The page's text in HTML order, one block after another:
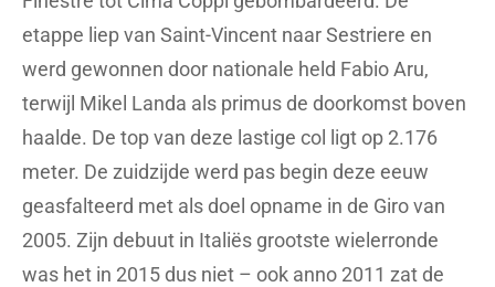
etappe liep van Saint-Vincent naar Sestriere en
werd gewonnen door nationale held Fabio Aru,
terwijl Mikel Landa als primus de doorkomst boven
haalde. De top van deze lastige col ligt op 2.176
meter. De zuidzijde werd pas begin deze eeuw
geasfalteerd met als doel opname in de Giro van
2005. Zijn debuut in Italiës grootste wielerronde
was het in 2015 dus niet – ook anno 2011 zat de